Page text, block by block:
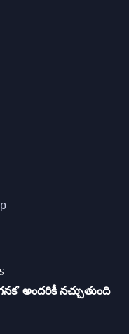
అందరికీ నచ్చుతుంది